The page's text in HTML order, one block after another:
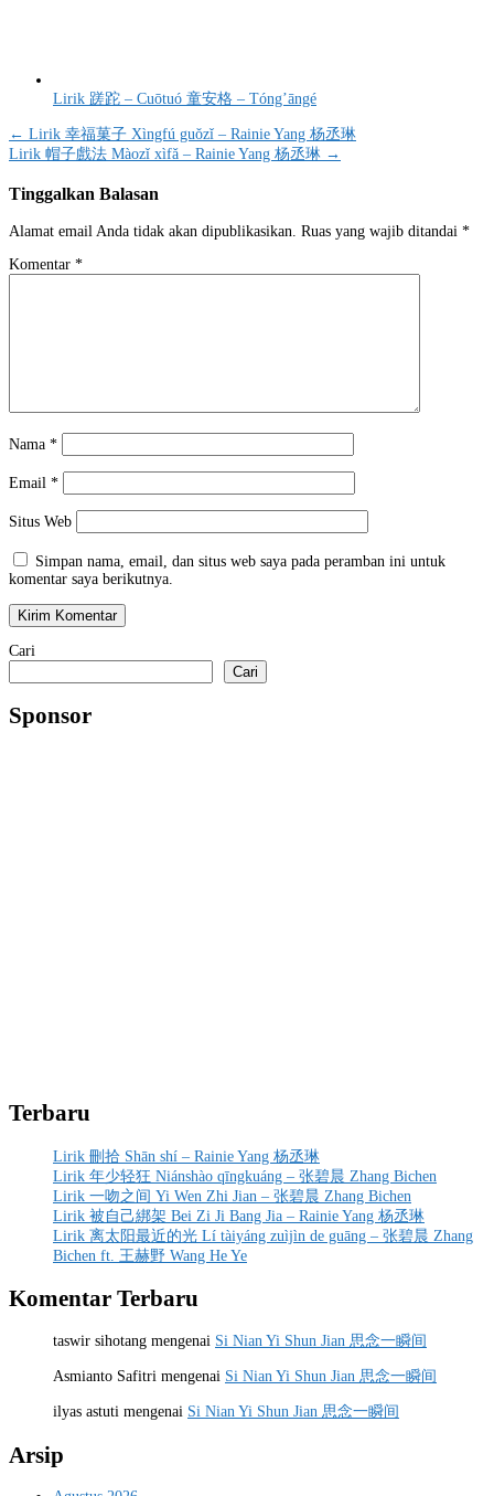
Lirik 蹉跎 – Cuōtuó 童安格 – Tóng’āngé
Navigasi
pos
← Lirik 幸福菓子 Xìngfú guǒzǐ – Rainie Yang 杨丞琳
Lirik 帽子戲法 Màozǐ xìfǎ – Rainie Yang 杨丞琳 →
Tinggalkan Balasan
Alamat email Anda tidak akan dipublikasikan. Ruas yang wajib ditandai *
Komentar *
Nama *
Email *
Situs Web
Simpan nama, email, dan situs web saya pada peramban ini untuk
komentar saya berikutnya.
Cari
Cari
Sponsor
Terbaru
Lirik 刪拾 Shān shí – Rainie Yang 杨丞琳
Lirik 年少轻狂 Niánshào qīngkuáng – 张碧晨 Zhang Bichen
Lirik 一吻之间 Yi Wen Zhi Jian – 张碧晨 Zhang Bichen
Lirik 被自己綁架 Bei Zi Ji Bang Jia – Rainie Yang 杨丞琳
Lirik 离太阳最近的光 Lí tàiyáng zuìjìn de guāng – 张碧晨 Zhang
Bichen ft. 王赫野 Wang He Ye
Komentar Terbaru
taswir sihotang mengenai Si Nian Yi Shun Jian 思念一瞬间
Asmianto Safitri mengenai Si Nian Yi Shun Jian 思念一瞬间
ilyas astuti mengenai Si Nian Yi Shun Jian 思念一瞬间
Arsip